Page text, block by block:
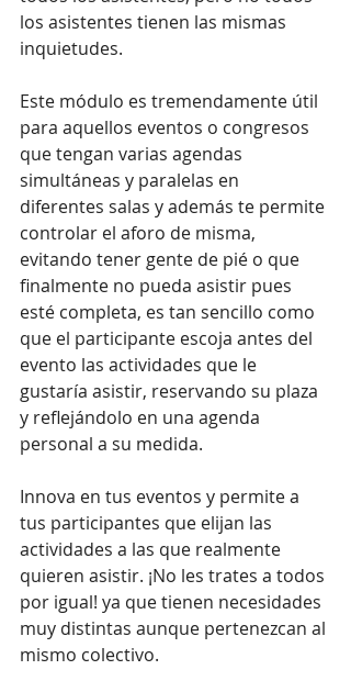
los asistentes tienen las mismas
inquietudes.
Este módulo es tremendamente útil
para aquellos eventos o congresos
que tengan varias agendas
simultáneas y paralelas en
diferentes salas y además te permite
controlar el aforo de misma,
evitando tener gente de pié o que
finalmente no pueda asistir pues
esté completa, es tan sencillo como
que el participante escoja antes del
evento las actividades que le
gustaría asistir, reservando su plaza
y reflejándolo en una agenda
personal a su medida.
Innova en tus eventos y permite a
tus participantes que elijan las
actividades a las que realmente
quieren asistir. ¡No les trates a todos
por igual! ya que tienen necesidades
muy distintas aunque pertenezcan al
mismo colectivo.